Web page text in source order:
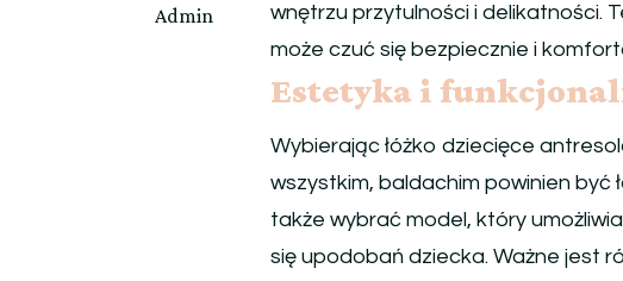
Admin
wnętrzu przytulności i delikatności.
może czuć się bezpiecznie i
Estetyka i
Wybierając łóżko dziecięce
wszystkim, baldachim powinien być
także wybrać model, który
się upodobań dziecka. Ważne jest